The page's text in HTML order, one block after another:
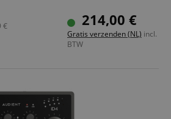
kleine, maar veeleisende setups
met onafhankelijke
214,00 €
Gratis verzenden (NL) incl.
BTW
€